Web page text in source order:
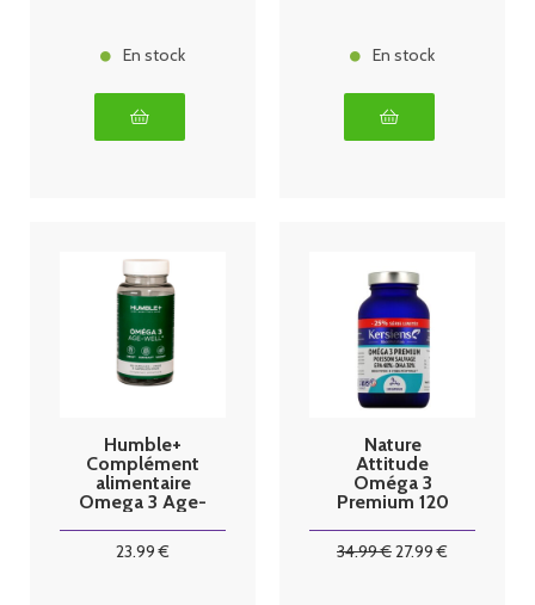
En stock En stock
Humble+
Complément
alimentaire
Omega 3 Age-
23.99 €
Nature
Attitude
Oméga 3
Premium 120
34.99€27.99 €